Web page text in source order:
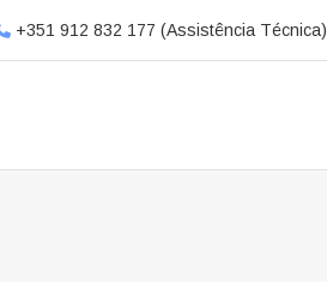
+351 912 832 177 (Assistência Técnica)